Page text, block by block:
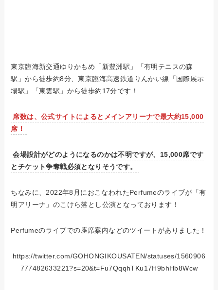
東京臨海新交通ゆりかもめ「新豊洲駅」「有明テニスの森
駅」から徒歩約8分、東京臨海高速鉄道りんかい線「国際展示
場駅」「東雲駅」から徒歩約17分です！
席数は、公式サイトによるとメインアリーナで最大約15,000
席！
会場設計がどのようになるのかは不明ですが、15,000席です
とチケット争奪戦必須となりそうです。
ちなみに、2022年8月におこなわれたPerfumeのライブが「有
明アリーナ」のこけら落とし公演となっております！
Perfumeのライブでの座席案内などのツイートがありました！
https://twitter.com/GOHONGIKOUSATEN/statuses/1560906
777482633221?s=20&t=Fu7QqqhTKu17H9bhHb8Wcw